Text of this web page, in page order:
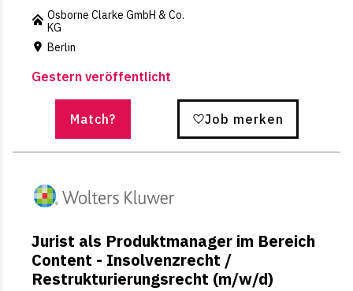
Osborne Clarke GmbH & Co.
KG
Berlin
Gestern veröffentlicht
Match? Job merken
Jurist als Produktmanager im Bereich
Content - Insolvenzrecht /
Restrukturierungsrecht (m/w/d)